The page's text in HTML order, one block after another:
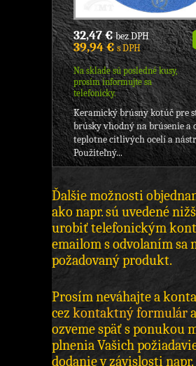
32,47 €bez DPH
39,94 €s DPH
Na sklade sú posledné kusy,
prosím informujte sa
telefonicky.
Keramický brúsny kotúč pre
brúsky vhodný na brúsenie a
teplotne citlivých ocelí a
Použiteľný...
Ďalšie možnosti
ako napr. sú uvedené
urobiť telefonickým
emailom s odvolaním sa
požadovaný produkt.
Prosím neváhajte a
cez kontaktný formulár
ozveme späť s ponukou
plnenia Vašich
dodanie v závislosti